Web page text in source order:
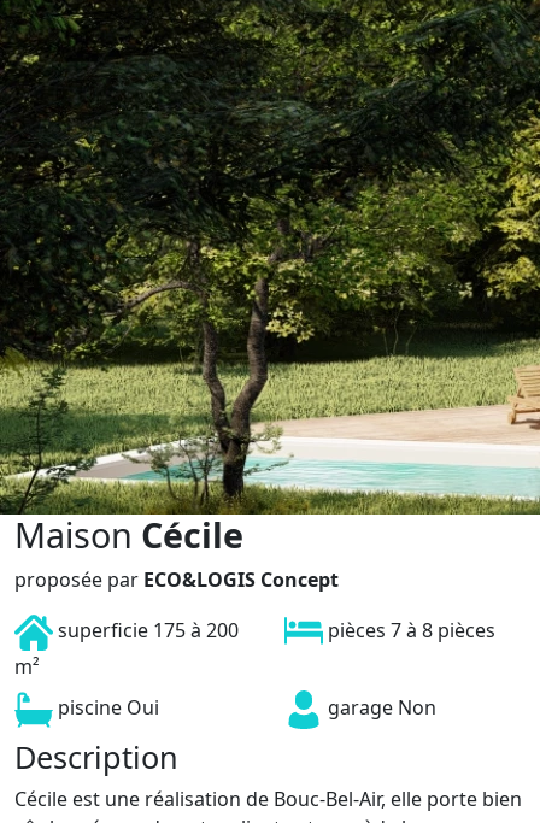
Maison Cécile
proposée par ECO&LOGIS Concept
superficie 175 à 200
m²
pièces 7 à 8 pièces
piscine Oui garage Non
Description
Cécile est une réalisation de Bouc-Bel-Air, elle porte bien